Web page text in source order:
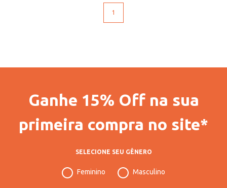
1
Ganhe 15% Off na sua
primeira compra no site*
SELECIONE SEU GÊNERO
Feminino Masculino